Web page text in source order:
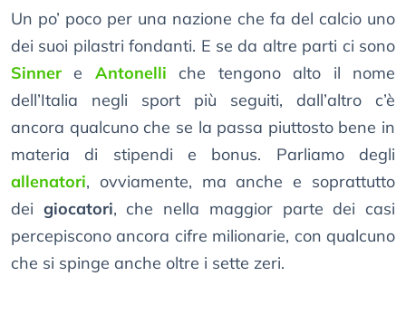
Un po’ poco per una nazione che fa del calcio uno
dei suoi pilastri fondanti. E se da altre parti ci sono
Sinner e Antonelli che tengono alto il nome
dell’Italia negli sport più seguiti, dall’altro c’è
ancora qualcuno che se la passa piuttosto bene in
materia di stipendi e bonus. Parliamo degli
allenatori, ovviamente, ma anche e soprattutto
dei giocatori, che nella maggior parte dei casi
percepiscono ancora cifre milionarie, con qualcuno
che si spinge anche oltre i sette zeri.